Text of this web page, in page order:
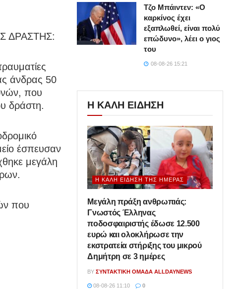
ΔΡΑΣΤΗΣ:
άνδρας 50
που
δράστη.
έσπευσαν
μεγάλη
που
Τζο Μπάιντεν: «Ο
καρκίνος έχει
εξαπλωθεί, είναι πολύ
επώδυνο», λέει ο γιος
του
08-08-26 15:21
Η ΚΑΛΗ ΕΙΔΗΣΗ
Η ΚΑΛΉ ΕΊΔΗΣΗ ΤΗΣ ΗΜΈΡΑΣ
Μεγάλη πράξη ανθρωπιάς:
Γνωστός Έλληνας
ποδοσφαιριστής έδωσε 12.500
ευρώ και ολοκλήρωσε την
εκστρατεία στήριξης του μικρού
Δημήτρη σε 3 ημέρες
BY ΣΥΝΤΑΚΤΙΚΉ ΟΜΆΔΑ ALLDAYNEWS
08-08-26 11:10 0